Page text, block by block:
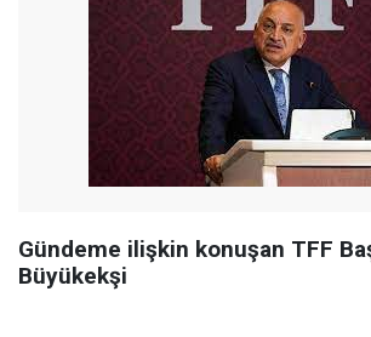
Gündeme ilişkin konuşan TFF
Büyükekşi